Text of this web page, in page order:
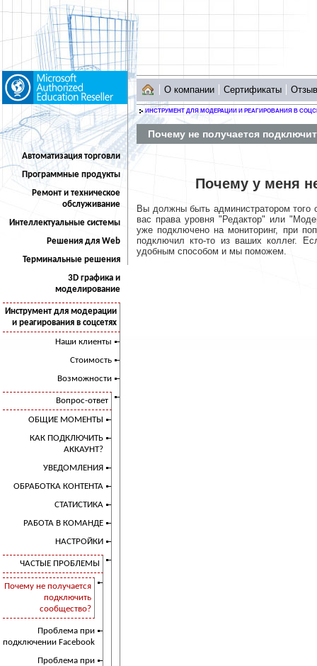
Автоматизация торговли
Программные продукты
Ремонт и техническое
обслуживание
Интеллектуальные системы
Решения для Web
Терминальные решения
3D графика и
моделирование
Инструмент для модерации
и реагирования в соцсетях
Наши клиенты
Стоимость
Возможности
Вопрос-ответ
ОБЩИЕ МОМЕНТЫ
КАК ПОДКЛЮЧИТЬ
АККАУНТ?
УВЕДОМЛЕНИЯ
ОБРАБОТКА КОНТЕНТА
СТАТИСТИКА
РАБОТА В КОМАНДЕ
НАСТРОЙКИ
ЧАСТЫЕ ПРОБЛЕМЫ
Почему не получается
подключить
сообщество?
Проблема при
подключении Facebook
Проблема при
О компании Сертификаты
ИНСТРУМЕНТ ДЛЯ МОДЕРАЦИИ И РЕАГИРОВАНИЯ В
Почему не получается
Почему у меня
Вы должны быть администратором того
вас права уровня "Редактор" или
уже подключено на мониторинг, при
подключил кто-то из ваших коллег.
удобным способом и мы поможем.